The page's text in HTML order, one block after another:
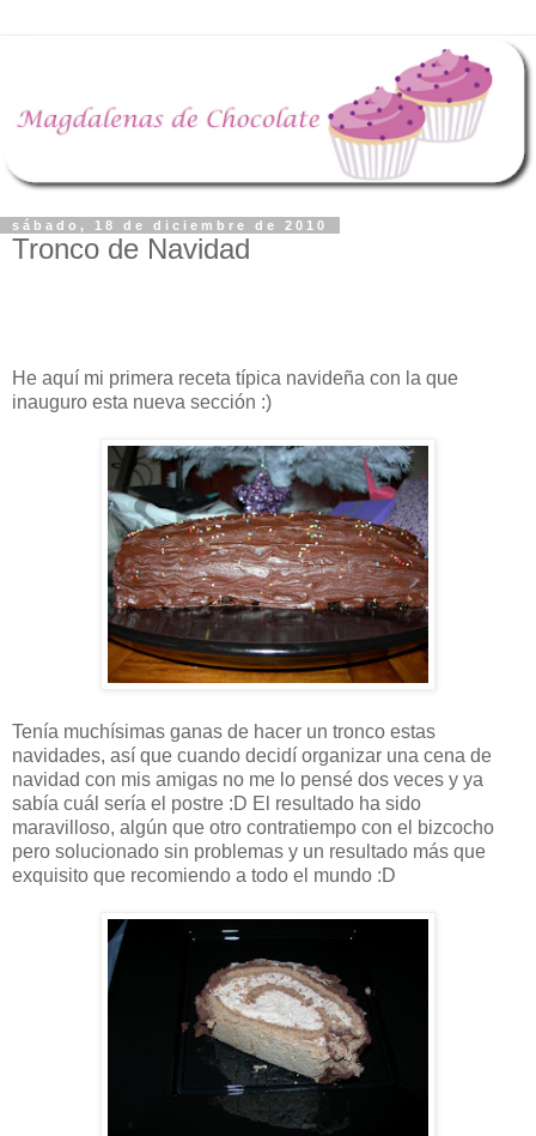
sábado, 18 de diciembre de 2010
Tronco de Navidad
He aquí mi primera receta típica navideña con la que
inauguro esta nueva sección :)
Tenía muchísimas ganas de hacer un tronco estas
navidades, así que cuando decidí organizar una cena de
navidad con mis amigas no me lo pensé dos veces y ya
sabía cuál sería el postre :D El resultado ha sido
maravilloso, algún que otro contratiempo con el bizcocho
pero solucionado sin problemas y un resultado más que
exquisito que recomiendo a todo el mundo :D